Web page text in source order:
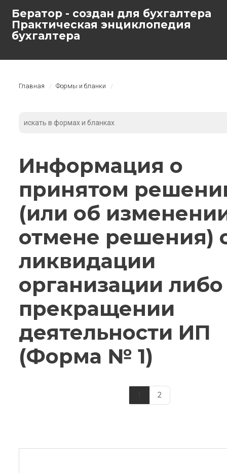
Бератор - создан для бухгалтера
Практическая энциклопедия
бухгалтера
Главная Формы и бланки
Информация о
принятом
(или об
отмене решения)
ликвидации
организации либо
прекращении
деятельности ИП
(Форма № 1)
2